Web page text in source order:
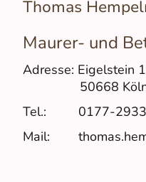
Thomas
Maurer- und
Adresse: Eigelstein
50668
Tel.: 0177-
Mail: